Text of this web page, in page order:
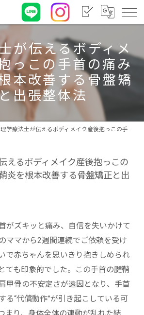
が伝えるボディメ
っこの手首の痛み
本改善する骨盤矯
出張整体法
理学療法士が伝えるボディメイク産後抱っこの手首の痛み腱鞘炎を根本改善する骨盤矯正と出張整体法
えるボディメイク産後抱っこの
炎を根本改善する骨盤矯正と出
がズキッと痛み、自信を失いかけて
ママから2週間連続でご依頼を受け
で赤ちゃんを思いきり抱きしめられ
ても印象的でした。この手首の腱鞘
甲骨の不安定さが遠因となり、手首
る“代償動作”が引き起こしている可